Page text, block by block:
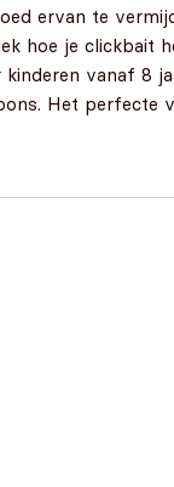
ervan te
hoe je clickbait
vanaf 8
Het perfecte